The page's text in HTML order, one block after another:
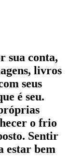
sua conta,
livros
seus
é seu.
o frio
Sentir
estar bem